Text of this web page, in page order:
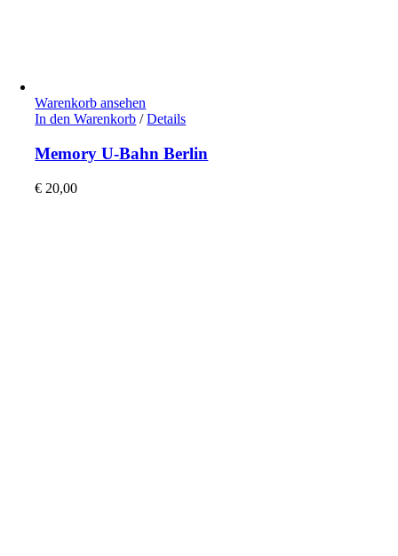
Warenkorb ansehen
In den Warenkorb / Details
Memory U-Bahn Berlin
€ 20,00